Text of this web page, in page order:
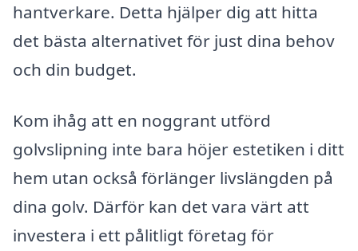
hantverkare. Detta hjälper dig att hitta
det bästa alternativet för just dina behov
och din budget.
Kom ihåg att en noggrant utförd
golvslipning inte bara höjer estetiken i ditt
hem utan också förlänger livslängden på
dina golv. Därför kan det vara värt att
investera i ett pålitligt företag för